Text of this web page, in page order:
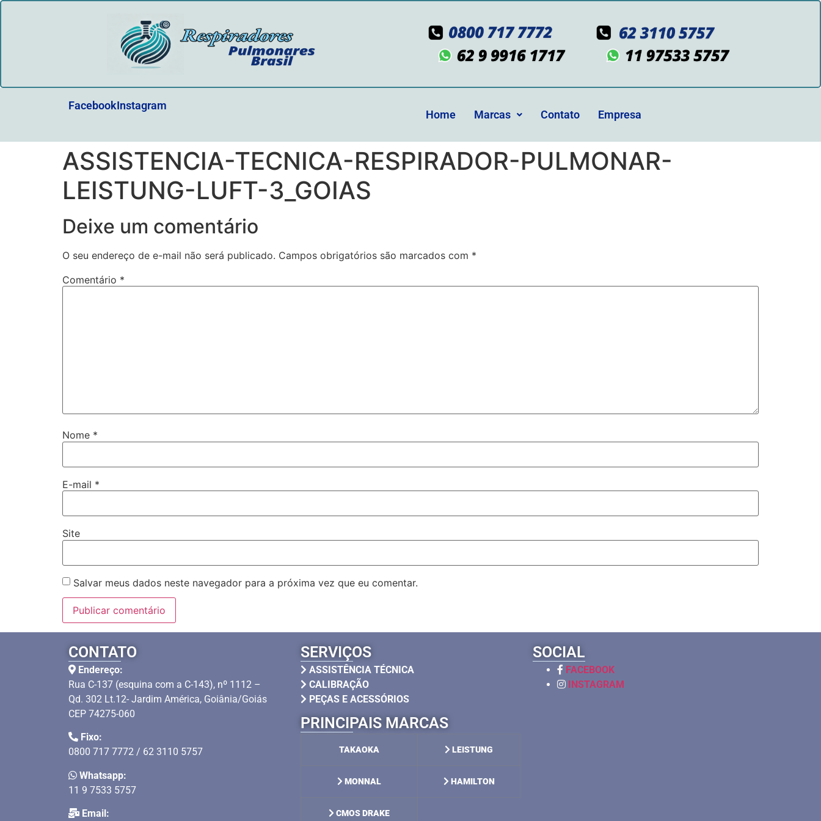
FacebookInstagram
Home Marcas Contato Empresa
ASSISTENCIA-TECNICA-RESPIRADOR-PULMONAR-
LEISTUNG-LUFT-3_GOIAS
Deixe um comentário
O seu endereço de e-mail não será publicado. Campos obrigatórios são marcados com *
Comentário *
Nome *
E-mail *
Site
Salvar meus dados neste navegador para a próxima vez que eu comentar.
CONTATO
Endereço:
Rua C-137 (esquina com a C-143), nº 1112 –
Qd. 302 Lt.12- Jardim América, Goiânia/Goiás
CEP 74275-060
Fixo:
0800 717 7772 / 62 3110 5757
Whatsapp:
11 9 7533 5757
Email:
SERVIÇOS
ASSISTÊNCIA TÉCNICA
CALIBRAÇÃO
PEÇAS E ACESSÓRIOS
PRINCIPAIS MARCAS
TAKAOKA LEISTUNG
MONNAL HAMILTON
CMOS DRAKE
SOCIAL
FACEBOOK
INSTAGRAM